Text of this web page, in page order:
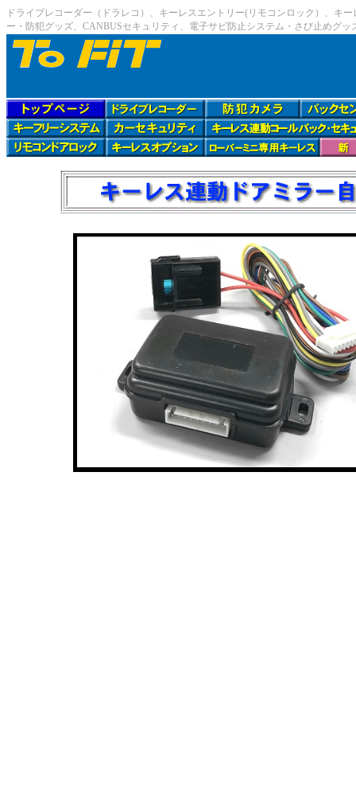
ドライブレコーダー（ドラレコ）、キーレスエントリー(リモコンロック）、キ
ー・防犯グッズ、CANBUSセキュリティ、電子サビ防止システム・さび止めグ